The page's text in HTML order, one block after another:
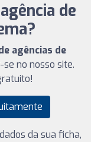
de
agências de
no nosso site.
da sua ficha,